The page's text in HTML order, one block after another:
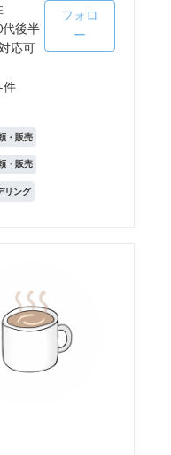
代後半
応可
-件
フォロ
ー
・販売
・販売
リング